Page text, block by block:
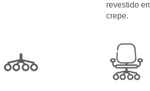
revestido
crepe.